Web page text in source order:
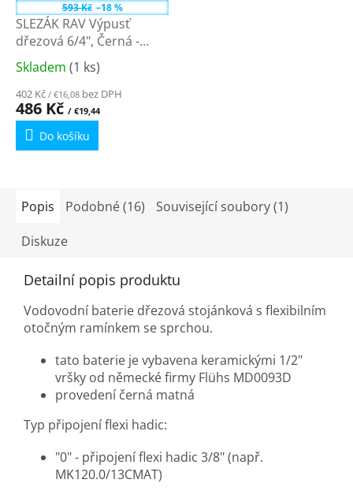
593 Kč –18 %
SLEZÁK RAV Výpusť
dřezová 6/4", Černá -
matná MD0819CMAT
Průměrné
hodnocení
produktu
je
5,0
Skladem (1 ks)
402 Kč / €16,08 bez DPH
486 Kč / €19,44
Do košíku
Popis Podobné (16)
Související soubory (1)
Diskuze
Detailní popis produktu
Vodovodní baterie dřezová stojánková s flexibilním
otočným ramínkem se sprchou.
tato baterie je vybavena keramickými 1/2"
vršky od německé firmy Flühs MD0093D
provedení černá matná
Typ připojení flexi hadic:
"0" - připojení flexi hadic 3/8" (např.
MK120.0/13CMAT)